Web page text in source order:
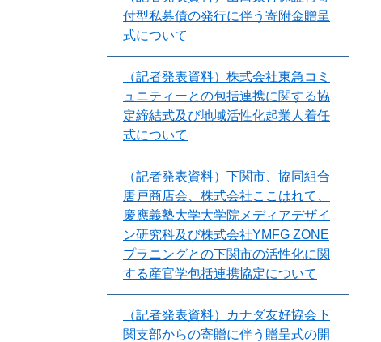
付型私募債の発行に伴う寄附金贈呈
式について
（記者発表資料）株式会社東急コミ
ュニティーとの包括連携に関する協
定締結式及び地域活性化起業人着任
式について
（記者発表資料）下関市、協同組合
唐戸商店会、株式会社ここはれて、
慶應義塾大学大学院メディアデザイ
ン研究科及び株式会社YMFG ZONE
プラニングとの下関市の活性化に関
する産官学包括連携協定について
（記者発表資料）カナダ友好協会下
関支部からの寄贈に伴う贈呈式の開